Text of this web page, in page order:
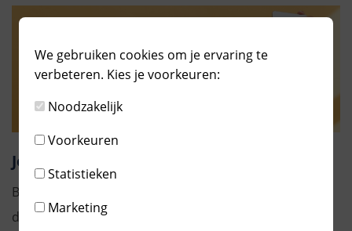
Jongeren maatschappelijk werk
Ben je tussen de 12 en de 23 jaar en maak je soms
dingen mee waar je niet zo makkelijk met iemand
We gebruiken cookies om je ervaring te
verbeteren. Kies je voorkeuren:
Noodzakelijk
Voorkeuren
Statistieken
Marketing